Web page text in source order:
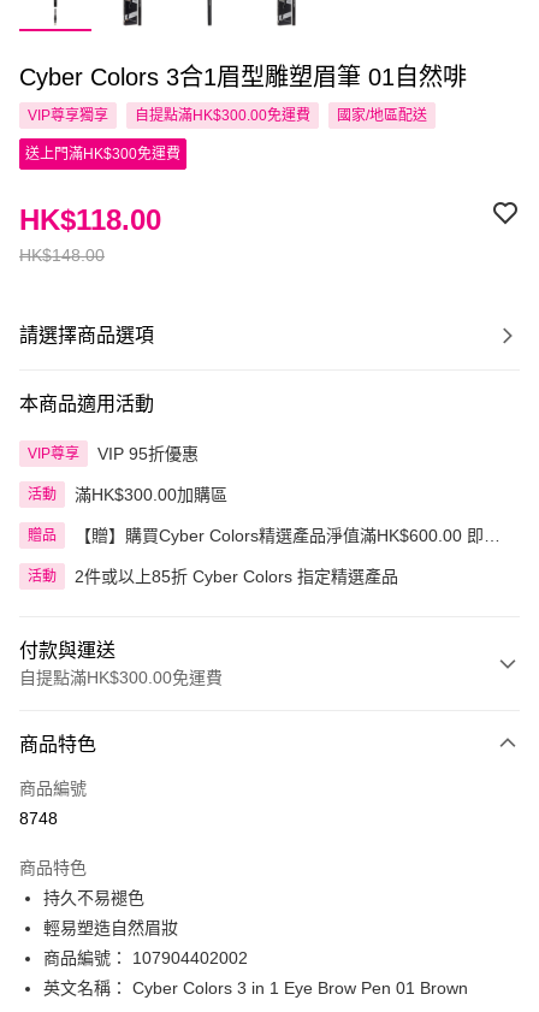
Cyber Colors 3合1眉型雕塑眉筆 01自然啡
VIP尊享獨享 自提點滿HK$300.00免運費 國家/地區配送
送上門滿HK$300免運費
HK$148.00
HK$118.00
請選擇商品選項
本商品適用活動
VIP尊享 VIP 95折優惠
活動 滿HK$300.00加購區
贈品
【贈】購買Cyber Colors精選產品淨值滿HK$600.00 即送
活動 2件或以上85折 Cyber Colors 指定精選產品
付款與運送
自提點滿HK$300.00免運費
信用卡
Apple Pay
PayMe
WeChat Pay
BoC Pay
商品特色
商品編號
8748
商品特色
持久不易褪色
輕易塑造自然眉妝
商品編號： 107904402002
英文名稱： Cyber Colors 3 in 1 Eye Brow Pen 01 Brown